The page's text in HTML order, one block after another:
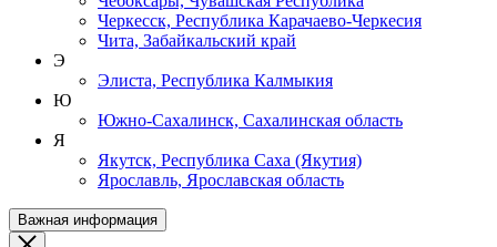
Черкесск, Республика Карачаево-Черкесия
Чита, Забайкальский край
Э
Элиста, Республика Калмыкия
Ю
Южно-Сахалинск, Сахалинская область
Я
Якутск, Республика Саха (Якутия)
Ярославль, Ярославская область
Важная информация